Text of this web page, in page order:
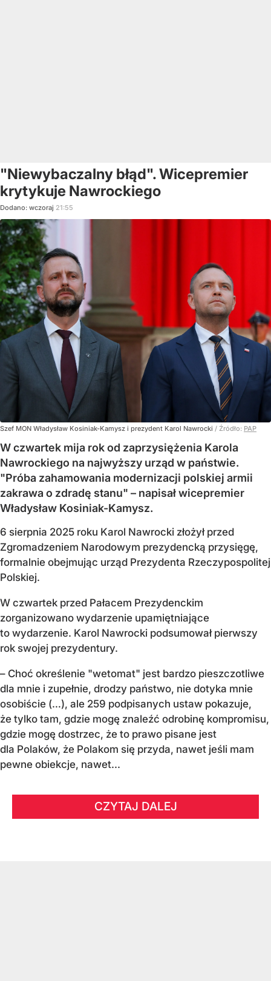
"Niewybaczalny błąd". Wicepremier
krytykuje Nawrockiego
Dodano: wczoraj 21:55
Szef MON Władysław Kosiniak-Kamysz i prezydent Karol Nawrocki / Źródło: PAP
W czwartek mija rok od zaprzysiężenia Karola
Nawrockiego na najwyższy urząd w państwie.
"Próba zahamowania modernizacji polskiej armii
zakrawa o zdradę stanu" – napisał wicepremier
Władysław Kosiniak-Kamysz.
6 sierpnia 2025 roku Karol Nawrocki złożył przed
Zgromadzeniem Narodowym prezydencką przysięgę,
formalnie obejmując urząd Prezydenta Rzeczypospolitej
Polskiej.
W czwartek przed Pałacem Prezydenckim
zorganizowano wydarzenie upamiętniające
to wydarzenie. Karol Nawrocki podsumował pierwszy
rok swojej prezydentury.
– Choć określenie "wetomat" jest bardzo pieszczotliwe
dla mnie i zupełnie, drodzy państwo, nie dotyka mnie
osobiście (…), ale 259 podpisanych ustaw pokazuje,
że tylko tam, gdzie mogę znaleźć odrobinę kompromisu,
gdzie mogę dostrzec, że to prawo pisane jest
dla Polaków, że Polakom się przyda, nawet jeśli mam
pewne obiekcje, nawet...
CZYTAJ DALEJ